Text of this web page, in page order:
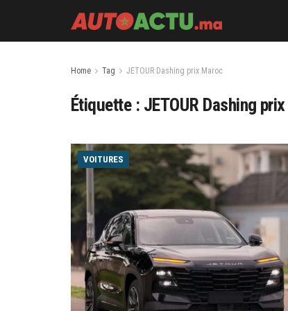
Home Tag JETOUR Dashing prix Maroc
Étiquette : JETOUR Dashing
VOITURES